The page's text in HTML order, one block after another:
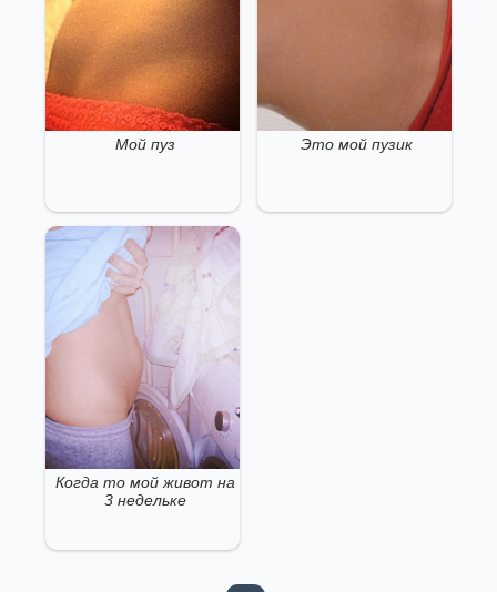
Мой пуз Это мой пузик
Когда то мой живот на
3 недельке